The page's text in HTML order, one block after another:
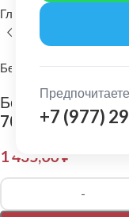
+7 (977)
Главная
Бетэко
Бетэко:
7024
1 435,00₽
Alternative: